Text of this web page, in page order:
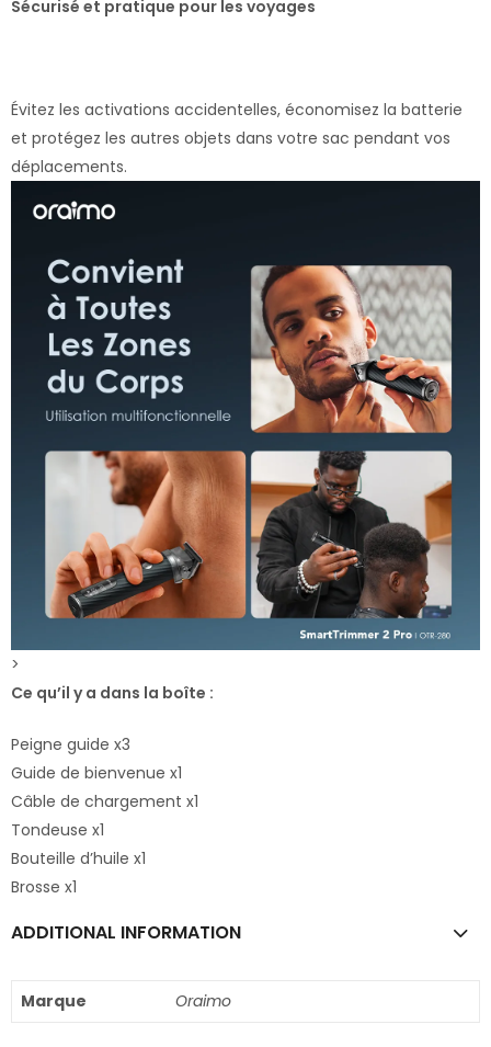
Sécurisé et pratique pour les voyages
Évitez les activations accidentelles, économisez la batterie
et protégez les autres objets dans votre sac pendant vos
déplacements.
>
Ce qu’il y a dans la boîte :
Peigne guide x3
Guide de bienvenue x1
Câble de chargement x1
Tondeuse x1
Bouteille d’huile x1
Brosse x1
ADDITIONAL INFORMATION
Marque Oraimo